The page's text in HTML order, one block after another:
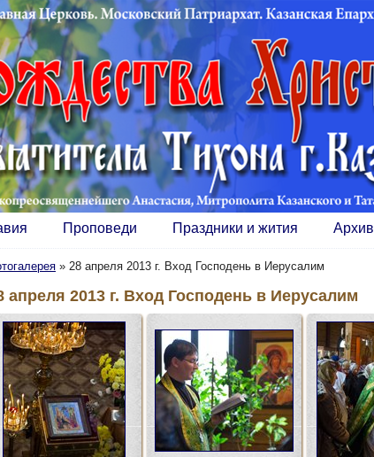
Проповеди Праздники и жития Архив
» 28 апреля 2013 г. Вход Господень в Иерусалим
апреля 2013 г. Вход Господень в Иерусалим